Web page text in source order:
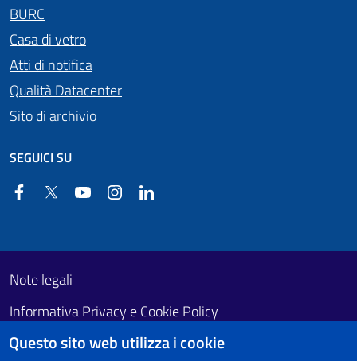
BURC
Casa di vetro
Atti di notifica
Qualità Datacenter
Sito di archivio
SEGUICI SU
FacebookTwitter YouTube Instagram
Footer First
Useful links section
Note legali
Informativa Privacy e Cookie Policy
Obiettivi di accessibilità
Questo sito web utilizza i cookie